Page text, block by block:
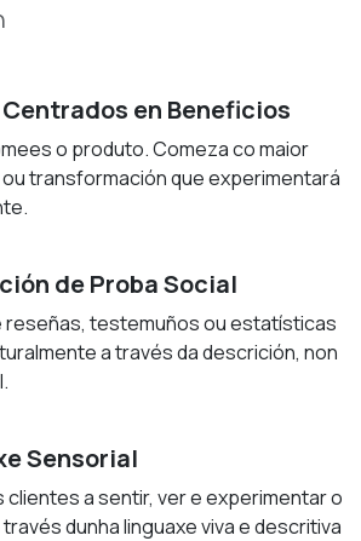
en Beneficios
o produto. Comeza co maior
transformación que experimentará
de Proba Social
reseñas, testemuños ou estatísticas
a través da descrición, non
Sensorial
clientes a sentir, ver e experimentar o
dunha linguaxe viva e descritiva